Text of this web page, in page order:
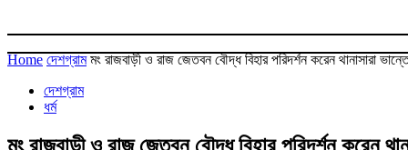
Home দেশগ্রাম মং রাজবাড়ী ও রাজ জেতবন বৌদ্ধ বিহার পরিদর্শন করেন থানাসারা
দেশগ্রাম
ধর্ম